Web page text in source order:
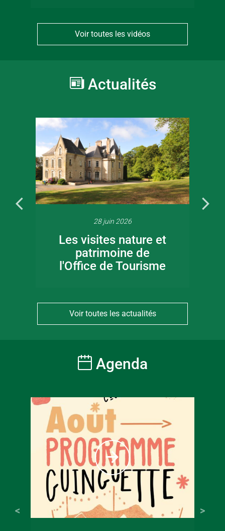
Voir toutes les vidéos
Actualités
28 juin 2026
Les visites nature et
patrimoine de
l'Office de Tourisme
Voir toutes les actualités
Agenda